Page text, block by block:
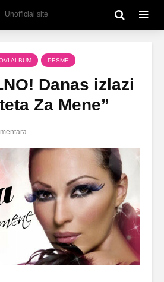
Unofficial site
ALBUM PESME
Danas izlazi
Za Mene”